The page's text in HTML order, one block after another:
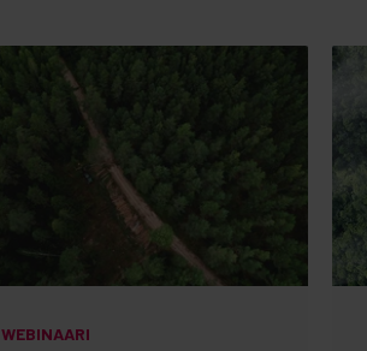
WEBINAARI